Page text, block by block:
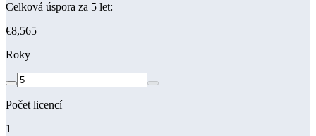
Celková úspora za 5 let:
€8,565
Roky
Počet licencí
1